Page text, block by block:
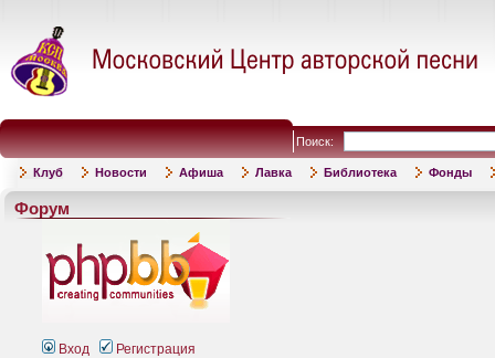
Поиск:
Клуб Новости Афиша Лавка Библиотека Фонды
Форум
Вход Регистрация